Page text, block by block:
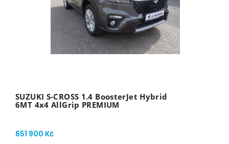
SUZUKI S-CROSS 1.4 BoosterJet Hybrid
6MT 4x4 AllGrip PREMIUM
651 900 Kč